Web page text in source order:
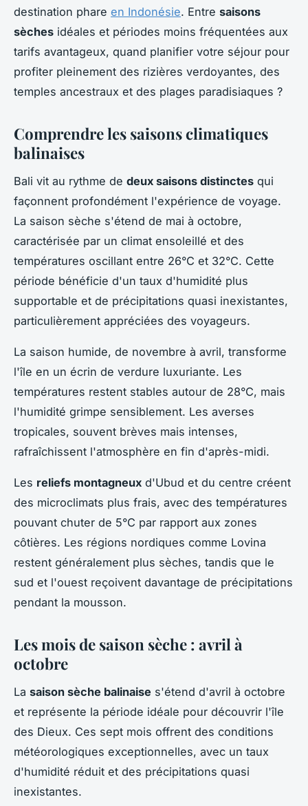
destination phare en Indonésie. Entre saisons
sèches idéales et périodes moins fréquentées aux
tarifs avantageux, quand planifier votre séjour pour
profiter pleinement des rizières verdoyantes, des
temples ancestraux et des plages paradisiaques ?
Comprendre les saisons climatiques
balinaises
Bali vit au rythme de deux saisons distinctes qui
façonnent profondément l'expérience de voyage.
La saison sèche s'étend de mai à octobre,
caractérisée par un climat ensoleillé et des
températures oscillant entre 26°C et 32°C. Cette
période bénéficie d'un taux d'humidité plus
supportable et de précipitations quasi inexistantes,
particulièrement appréciées des voyageurs.
La saison humide, de novembre à avril, transforme
l'île en un écrin de verdure luxuriante. Les
températures restent stables autour de 28°C, mais
l'humidité grimpe sensiblement. Les averses
tropicales, souvent brèves mais intenses,
rafraîchissent l'atmosphère en fin d'après-midi.
Les reliefs montagneux d'Ubud et du centre créent
des microclimats plus frais, avec des températures
pouvant chuter de 5°C par rapport aux zones
côtières. Les régions nordiques comme Lovina
restent généralement plus sèches, tandis que le
sud et l'ouest reçoivent davantage de précipitations
pendant la mousson.
Les mois de saison sèche : avril à
octobre
La saison sèche balinaise s'étend d'avril à octobre
et représente la période idéale pour découvrir l'île
des Dieux. Ces sept mois offrent des conditions
météorologiques exceptionnelles, avec un taux
d'humidité réduit et des précipitations quasi
inexistantes.